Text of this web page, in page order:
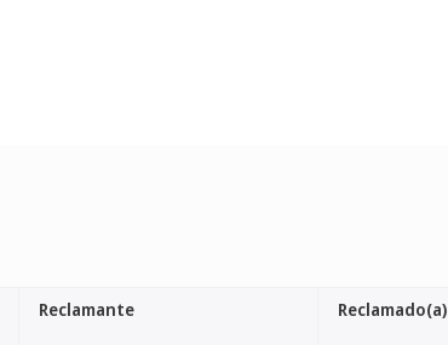
Reclamante Reclamado(a)